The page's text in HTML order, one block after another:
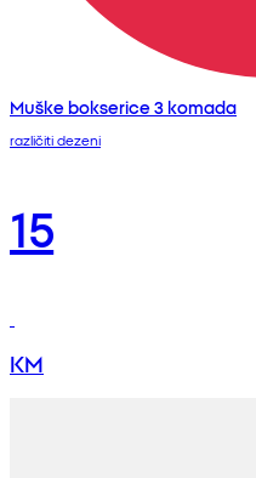
Muške bokserice 3 komada
različiti dezeni
15
KM